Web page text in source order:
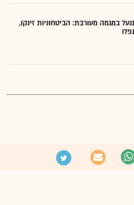
במגמה מעורבת: הביטחוניות זינקו,